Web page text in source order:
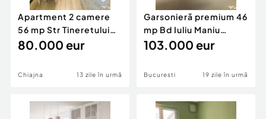
Apartment 2 camere
56 mp Str Tineretului
mobilat și utilat
80.000 eur
Chiajna 13 zile în urmă
Garsonieră premium 46
mp Bd Iuliu Maniu
mobilată și utila
103.000 eur
Bucuresti 19 zile în urmă